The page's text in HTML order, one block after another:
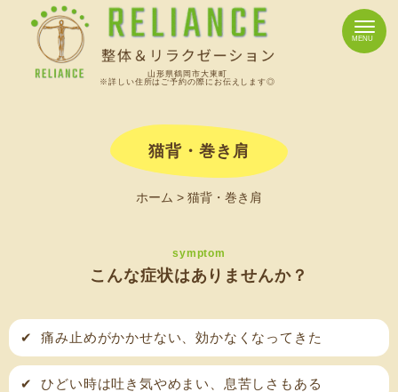
山形県鶴岡市大東町
※詳しい住所はご予約の際にお伝えします◎
猫背・巻き肩
ホーム > 猫背・巻き肩
symptom
こんな症状はありませんか？
✔ 痛み止めがかかせない、効かなくなってきた
✔ ひどい時は吐き気やめまい、息苦しさもある